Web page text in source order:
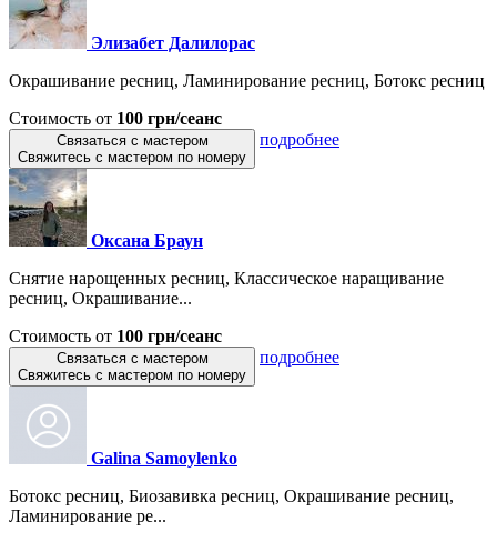
Элизабет Далилорас
Окрашивание ресниц, Ламинирование ресниц, Ботокс ресниц
Стоимость от 100 грн/сеанс
Связаться с мастером
Свяжитесь с мастером по номеру
подробнее
Оксана Браун
Снятие нарощенных ресниц, Классическое наращивание
ресниц, Окрашивание...
Стоимость от 100 грн/сеанс
Связаться с мастером
Свяжитесь с мастером по номеру
подробнее
Galina Samoylenko
Ботокс ресниц, Биозавивка ресниц, Окрашивание ресниц,
Ламинирование ре...